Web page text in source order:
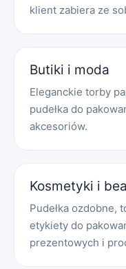
klient zabiera ze
Butiki i moda
Eleganckie torby
pudełka do
akcesoriów.
Kosmetyki i
Pudełka ozdobne,
etykiety do
prezentowych i